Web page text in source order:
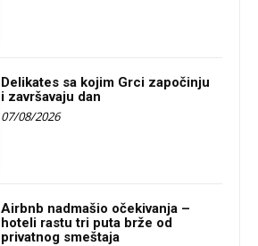
Delikates sa kojim Grci započinju
i završavaju dan
07/08/2026
Airbnb nadmašio očekivanja –
hoteli rastu tri puta brže od
privatnog smeštaja